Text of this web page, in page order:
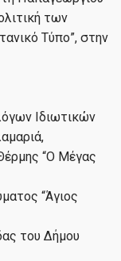
των
Τύπο”, στην
Ιδιωτικών
“Ο Μέγας
“Άγιος
του Δήμου